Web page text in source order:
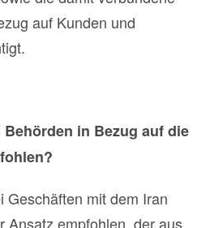
auf Kunden und
Behörden in Bezug auf die
Geschäften mit dem Iran
Ansatz empfohlen, der aus